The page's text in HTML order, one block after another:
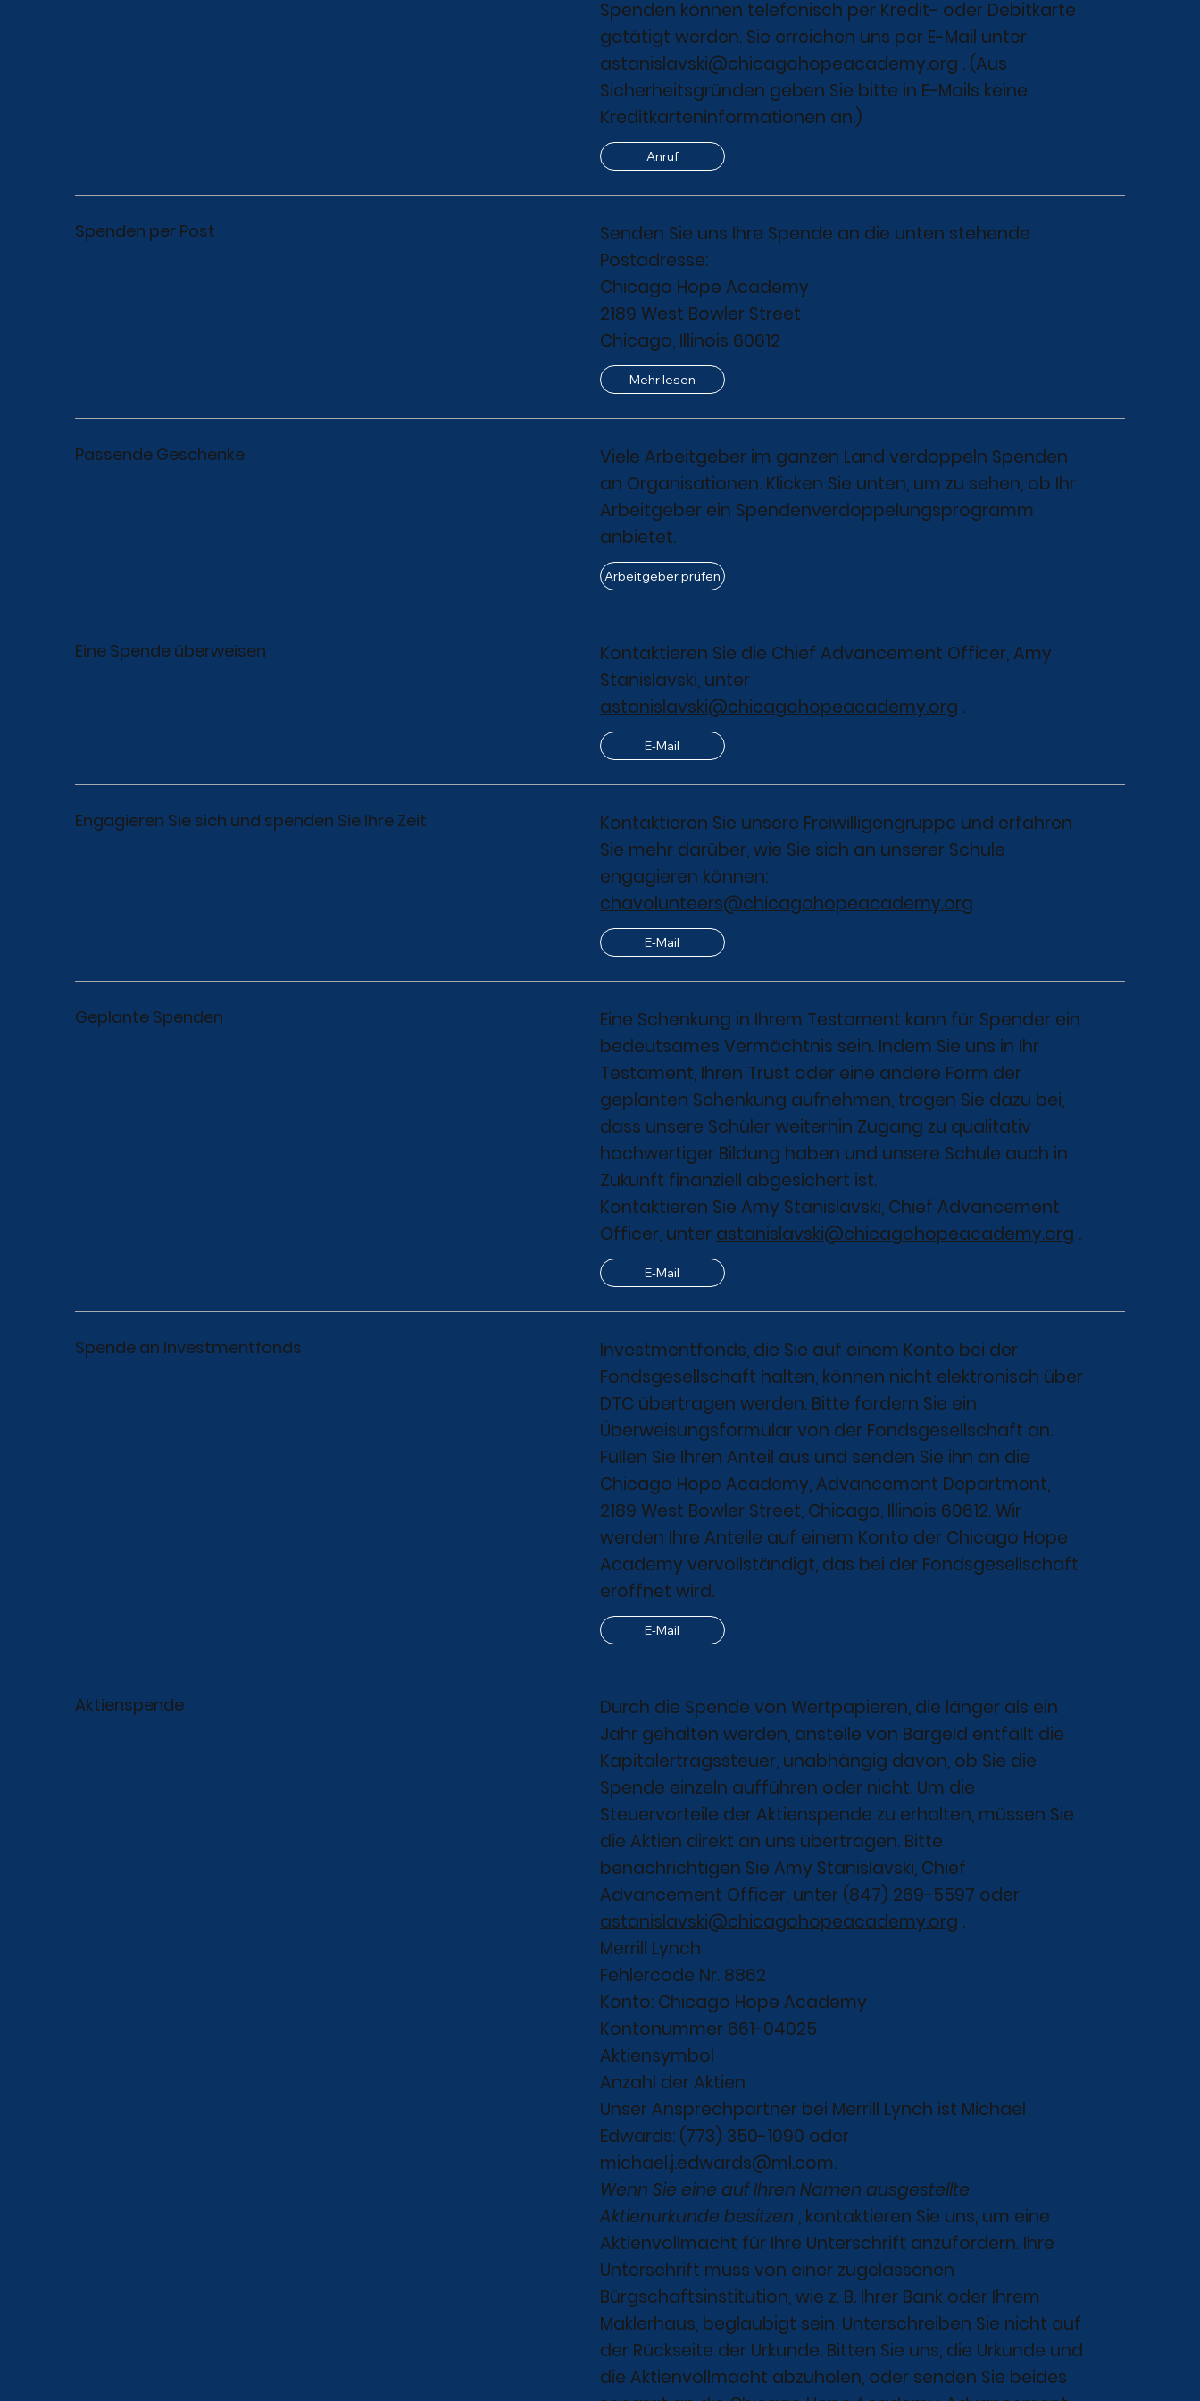
Spenden können telefonisch per Kredit- oder Debitkarte
getätigt werden. Sie erreichen uns per E-Mail unter
astanislavski@chicagohopeacademy.org . (Aus
Sicherheitsgründen geben Sie bitte in E-Mails keine
Kreditkarteninformationen an.)
Anruf
Spenden per Post
Senden Sie uns Ihre Spende an die unten stehende
Postadresse:
Chicago Hope Academy
2189 West Bowler Street
Chicago, Illinois 60612
Mehr lesen
Passende Geschenke
Viele Arbeitgeber im ganzen Land verdoppeln Spenden
an Organisationen. Klicken Sie unten, um zu sehen, ob Ihr
Arbeitgeber ein Spendenverdoppelungsprogramm
anbietet.
Arbeitgeber prüfen
Eine Spende überweisen
Kontaktieren Sie die Chief Advancement Officer, Amy
Stanislavski, unter
astanislavski@chicagohopeacademy.org .
E-Mail
Engagieren Sie sich und spenden Sie Ihre Zeit
Kontaktieren Sie unsere Freiwilligengruppe und erfahren
Sie mehr darüber, wie Sie sich an unserer Schule
engagieren können:
chavolunteers@chicagohopeacademy.org .
E-Mail
Geplante Spenden
Eine Schenkung in Ihrem Testament kann für Spender ein
bedeutsames Vermächtnis sein. Indem Sie uns in Ihr
Testament, Ihren Trust oder eine andere Form der
geplanten Schenkung aufnehmen, tragen Sie dazu bei,
dass unsere Schüler weiterhin Zugang zu qualitativ
hochwertiger Bildung haben und unsere Schule auch in
Zukunft finanziell abgesichert ist.
Kontaktieren Sie Amy Stanislavski, Chief Advancement
Officer, unter astanislavski@chicagohopeacademy.org .
E-Mail
Spende an Investmentfonds
Investmentfonds, die Sie auf einem Konto bei der
Fondsgesellschaft halten, können nicht elektronisch über
DTC übertragen werden. Bitte fordern Sie ein
Überweisungsformular von der Fondsgesellschaft an.
Füllen Sie Ihren Anteil aus und senden Sie ihn an die
Chicago Hope Academy, Advancement Department,
2189 West Bowler Street, Chicago, Illinois 60612. Wir
werden Ihre Anteile auf einem Konto der Chicago Hope
Academy vervollständigt, das bei der Fondsgesellschaft
eröffnet wird.
E-Mail
Aktienspende
Durch die Spende von Wertpapieren, die länger als ein
Jahr gehalten werden, anstelle von Bargeld entfällt die
Kapitalertragssteuer, unabhängig davon, ob Sie die
Spende einzeln aufführen oder nicht. Um die
Steuervorteile der Aktienspende zu erhalten, müssen Sie
die Aktien direkt an uns übertragen. Bitte
benachrichtigen Sie Amy Stanislavski, Chief
Advancement Officer, unter (847) 269-5597 oder
astanislavski@chicagohopeacademy.org .
Merrill Lynch
Fehlercode Nr. 8862
Konto: Chicago Hope Academy
Kontonummer 661-04025
Aktiensymbol
Anzahl der Aktien
Unser Ansprechpartner bei Merrill Lynch ist Michael
Edwards: (773) 350-1090 oder
michael.j.edwards@ml.com.
Wenn Sie eine auf Ihren Namen ausgestellte
Aktienurkunde besitzen , kontaktieren Sie uns, um eine
Aktienvollmacht für Ihre Unterschrift anzufordern. Ihre
Unterschrift muss von einer zugelassenen
Bürgschaftsinstitution, wie z. B. Ihrer Bank oder Ihrem
Maklerhaus, beglaubigt sein. Unterschreiben Sie nicht auf
der Rückseite der Urkunde. Bitten Sie uns, die Urkunde und
die Aktienvollmacht abzuholen, oder senden Sie beides